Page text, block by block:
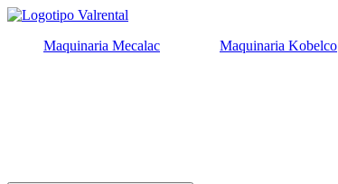
Ir
contenidoMaquinaria Mecalac Maquinaria Kobelco